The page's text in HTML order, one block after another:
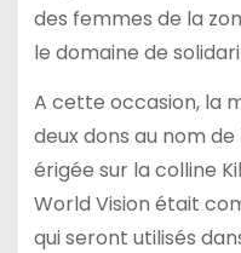
des femmes de la
le domaine de
A cette occasion, la
deux dons au nom
érigée sur la colline
World Vision était
qui seront utilisés